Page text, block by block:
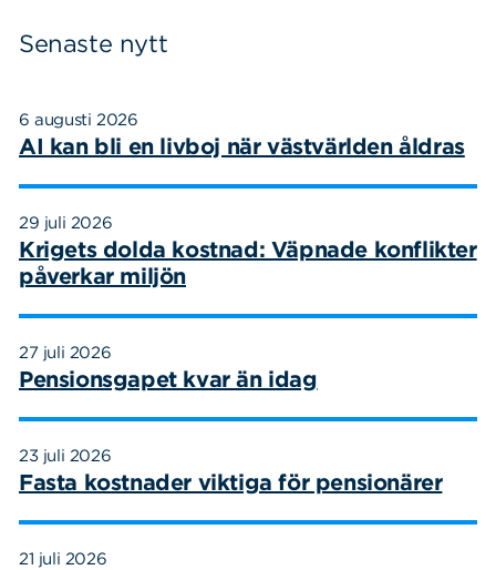
Senaste nytt
6 augusti 2026
AI kan bli en livboj när västvärlden åldras
29 juli 2026
Krigets dolda kostnad: Väpnade konflikter
påverkar miljön
27 juli 2026
Pensionsgapet kvar än idag
23 juli 2026
Fasta kostnader viktiga för pensionärer
21 juli 2026